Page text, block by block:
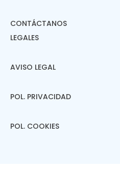
CONTÁCTANOS
LEGALES
AVISO LEGAL
POL. PRIVACIDAD
POL. COOKIES